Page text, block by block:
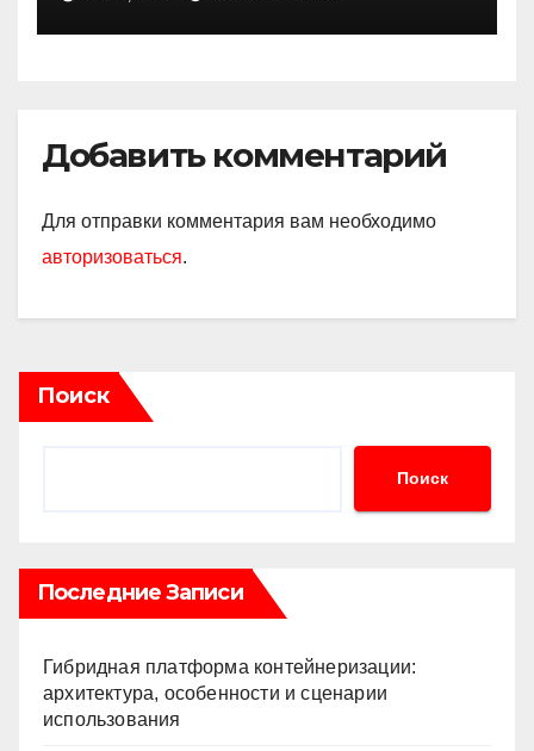
Добавить комментарий
Для отправки комментария вам необходимо
авторизоваться.
Поиск
Поиск
Последние Записи
Гибридная платформа контейнеризации:
архитектура, особенности и сценарии
использования